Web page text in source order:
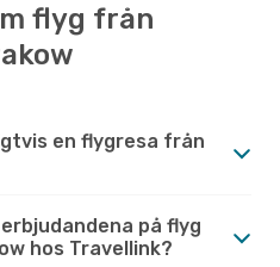
flyg från
en flygresa från
på flyg
hos Travellink?